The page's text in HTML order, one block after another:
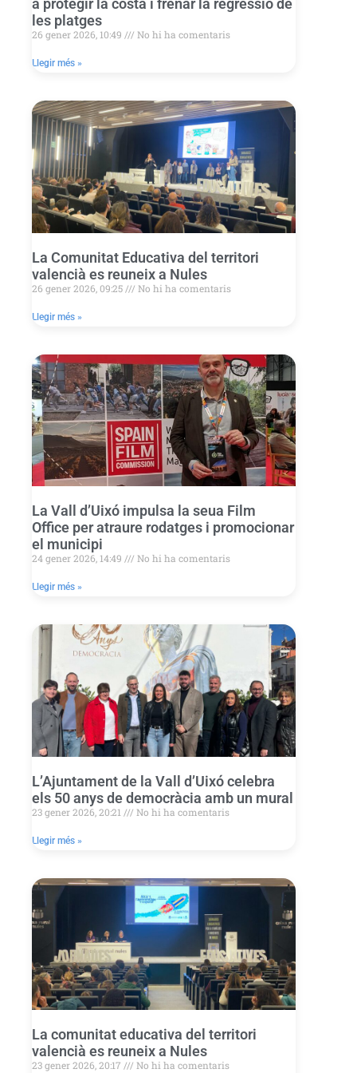
a protegir la costa i frenar la regressió de
les platges
26 gener 2026, 10:49 No hi ha comentaris
Llegir més »
La Comunitat Educativa del territori
valencià es reuneix a Nules
26 gener 2026, 09:25 No hi ha comentaris
Llegir més »
La Vall d’Uixó impulsa la seua Film
Office per atraure rodatges i promocionar
el municipi
24 gener 2026, 14:49 No hi ha comentaris
Llegir més »
L’Ajuntament de la Vall d’Uixó celebra
els 50 anys de democràcia amb un mural
23 gener 2026, 20:21 No hi ha comentaris
Llegir més »
La comunitat educativa del territori
valencià es reuneix a Nules
23 gener 2026, 20:17 No hi ha comentaris